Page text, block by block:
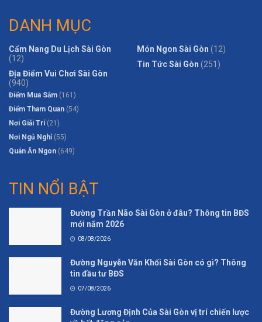
DANH MỤC
Cẩm Nang Du Lịch Sài Gòn
(12)
Địa Điểm Vui Chơi Sài Gòn
(940)
Điểm Mua Sắm (161)
Điểm Tham Quan (54)
Nơi Giải Trí(21)
Nơi Ngủ Nghỉ (55)
Quán Ăn Ngon (649)
Món Ngon Sài Gòn (12)
Tin Tức Sài Gòn (251)
TIN NỔI BẬT
Đường Trần Não Sài Gòn ở đâu? Thông tin BĐS
mới năm 2026
08/08/2026
Đường Nguyễn Văn Khối Sài Gòn có gì? Thông
tin đầu tư BĐS
07/08/2026
Đường Lương Định Của Sài Gòn vị trí chiến lược